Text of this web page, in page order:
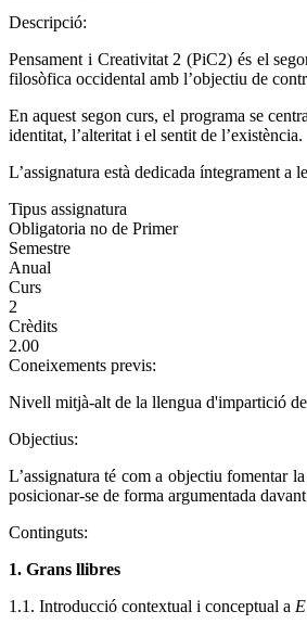
Descripció:
Pensament i Creativitat 2 (PiC2) és el
filosòfica occidental amb l’objectiu de
En aquest segon curs, el programa se
identitat, l’alteritat i el sentit de l’existència.
L’assignatura està dedicada íntegrament a
Tipus assignatura
Obligatoria no de Primer
Semestre
Anual
Curs
2
Crèdits
2.00
Coneixements previs:
Nivell mitjà-alt de la llengua d'impartició
Objectius:
L’assignatura té com a objectiu fomentar
posicionar-se de forma argumentada
Continguts:
1. Grans llibres
1.1. Introducció contextual i conceptual a